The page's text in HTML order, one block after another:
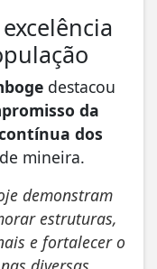
destacou
da
dos
mineira.
demonstram
estruturas,
e fortalecer o